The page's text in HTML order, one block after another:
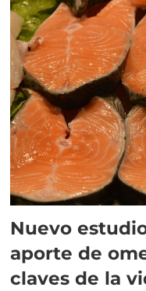
Nuevo
aporte de
claves de la